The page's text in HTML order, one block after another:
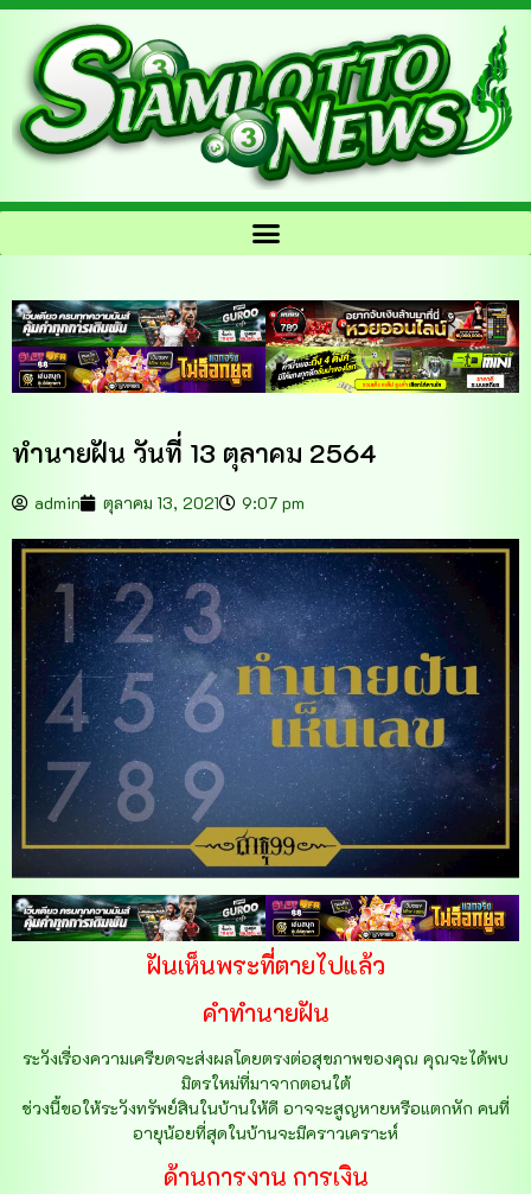
ทำนายฝัน วันที่ 13 ตุลาคม 2564
admin ตุลาคม 13, 2021 9:07 pm
ฝันเห็นพระที่ตายไปแล้ว
คำทำนายฝัน
ระวังเรื่องความเครียดจะส่งผลโดยตรงต่อสุขภาพของคุณ คุณจะได้พบ
มิตรใหม่ที่มาจากตอนใต้
ช่วงนี้ขอให้ระวังทรัพย์สินในบ้านให้ดี อาจจะสูญหายหรือแตกหัก คนที่
อายุน้อยที่สุดในบ้านจะมีคราวเคราะห์
ด้านการงาน การเงิน